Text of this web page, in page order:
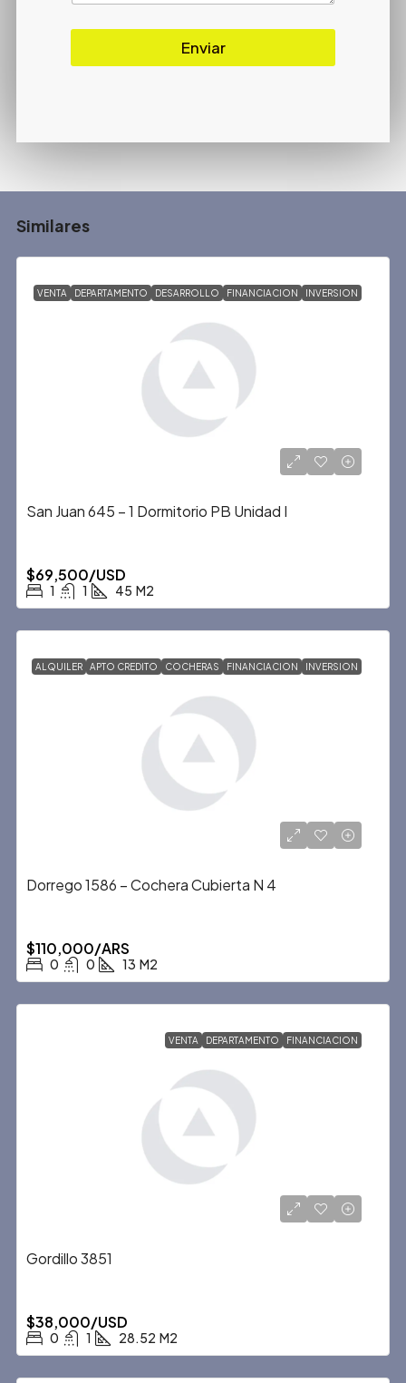
Enviar
Similares
VENTA DEPARTAMENTO DESARROLLO FINANCIACION INVERSION
San Juan 645 – 1 Dormitorio PB Unidad I
$69,500/USD
1 1 45 M2
ALQUILER APTO CREDITO COCHERAS FINANCIACION INVERSION
Dorrego 1586 – Cochera Cubierta N 4
$110,000/ARS
0 0 13 M2
VENTA DEPARTAMENTO FINANCIACION
Gordillo 3851
$38,000/USD
0 1 28.52 M2